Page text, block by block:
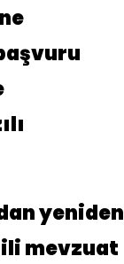
yeniden
mevzuat